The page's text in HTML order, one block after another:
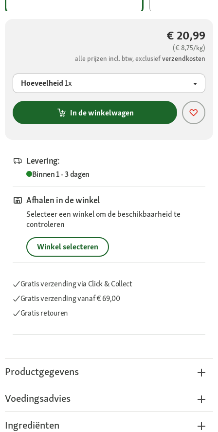
€ 20,99
(€ 8,75/kg)
alle prijzen incl. btw, exclusiefverzendkosten
Hoeveelheid 1x
In de winkelwagen
Levering:
Binnen 1 - 3 dagen
Afhalen in de winkel
Selecteer een winkel om de beschikbaarheid te
controleren
Winkel selecteren
Gratis verzending via Click & Collect
Gratis verzendingvanaf € 69,00
Gratis retouren
Productgegevens
Voedingsadvies
Ingrediënten